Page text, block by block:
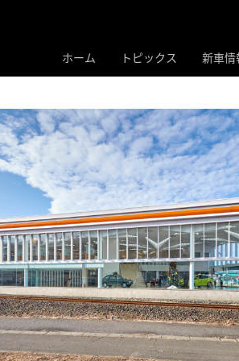
ホーム トピックス 新車情